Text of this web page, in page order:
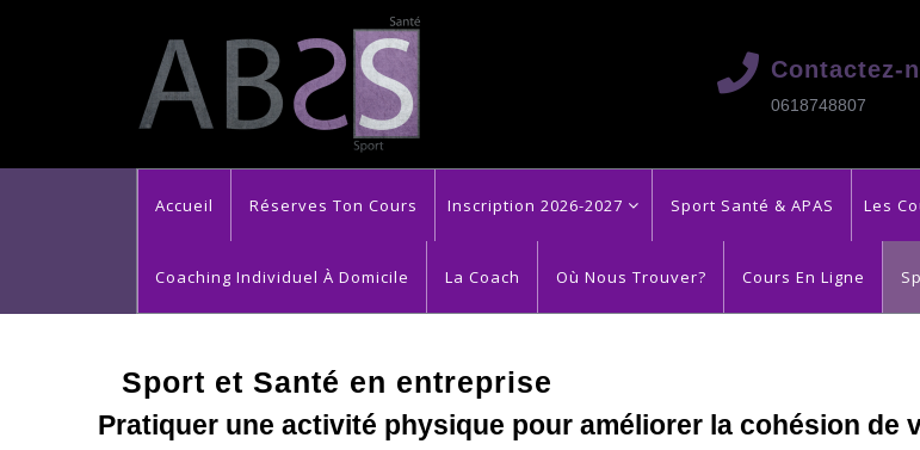
Contactez-
0618748807
Accueil Réserves Ton Cours Inscription 2026-2027 Sport Santé & APAS Les
Coaching Individuel À Domicile La Coach Où Nous Trouver? Cours En Ligne
Sport et Santé en entreprise
Pratiquer une activité physique pour améliorer la cohésion de